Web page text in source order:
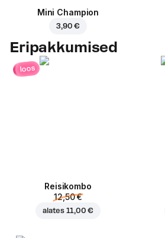
Mini Champion
3,90 €
Eripakkumised
loos
Reisikombo
12,50 €
alates 11,00 €